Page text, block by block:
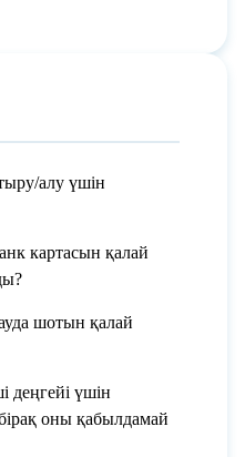
алу үшін
картасын қалай
шотын қалай
үшін
оны қабылдамай